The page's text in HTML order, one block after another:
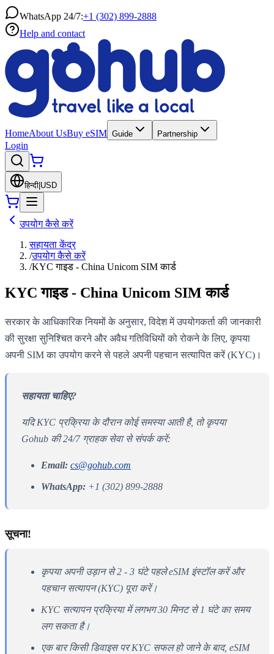
WhatsApp 24/7:+1 (302) 899-2888
Help and contact
HomeAbout UsBuy eSIM Guide Partnership
Login
हिन्दी USD
उपयोग कैसे करें
सहायता केंद्र
/उपयोग कैसे करें
/KYC गाइड - China Unicom SIM कार्ड
KYC गाइड - China Unicom SIM कार्ड
सरकार के आधिकारिक नियमों के अनुसार, विदेश में उपयोगकर्ता की जानकारी
की सुरक्षा सुनिश्चित करने और अवैध गतिविधियों को रोकने के लिए, कृपया
अपनी SIM का उपयोग करने से पहले अपनी पहचान सत्यापित करें (KYC)।
सहायता चाहिए?
यदि KYC प्रक्रिया के दौरान कोई समस्या आती है, तो कृपया
Gohub की 24/7 ग्राहक सेवा से संपर्क करें:
Email: cs@gohub.com
WhatsApp: +1 (302) 899-2888
सूचना!
कृपया अपनी उड़ान से 2 - 3 घंटे पहले eSIM इंस्टॉल करें और
पहचान सत्यापन (KYC) पूरा करें।
KYC सत्यापन प्रक्रिया में लगभग 30 मिनट से 1 घंटे का समय
लग सकता है।
एक बार किसी डिवाइस पर KYC सफल हो जाने के बाद, eSIM